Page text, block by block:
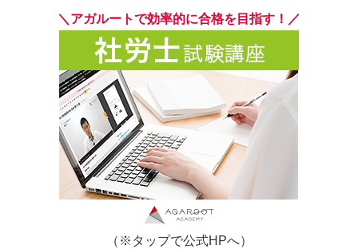
＼アガルートで効率的に合格を目指す！／
（※タップで公式HPへ）